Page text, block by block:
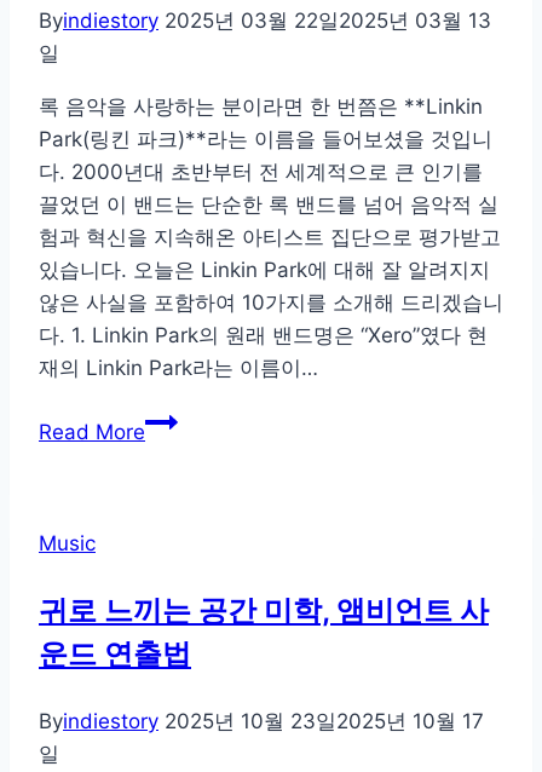
의
은
여
전
히
필
요
할
까?
Byindiestory 2025년 03월 22일2025년 03월 13
일
록 음악을 사랑하는 분이라면 한 번쯤은 **Linkin
Park(링킨 파크)**라는 이름을 들어보셨을 것입니
다. 2000년대 초반부터 전 세계적으로 큰 인기를
끌었던 이 밴드는 단순한 록 밴드를 넘어 음악적 실
험과 혁신을 지속해온 아티스트 집단으로 평가받고
있습니다. 오늘은 Linkin Park에 대해 잘 알려지지
않은 사실을 포함하여 10가지를 소개해 드리겠습니
다. 1. Linkin Park의 원래 밴드명은 “Xero”였다 현
재의 Linkin Park라는 이름이…
Read More링
사
와
악,
Music
귀로 느끼는 공간 미학, 앰비언트 사
운드 연출법
Byindiestory 2025년 10월 23일2025년 10월 17
일